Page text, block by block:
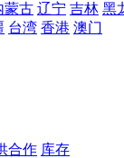
蒙古 辽宁 吉林 黑
台湾 香港 澳门
合作 库存